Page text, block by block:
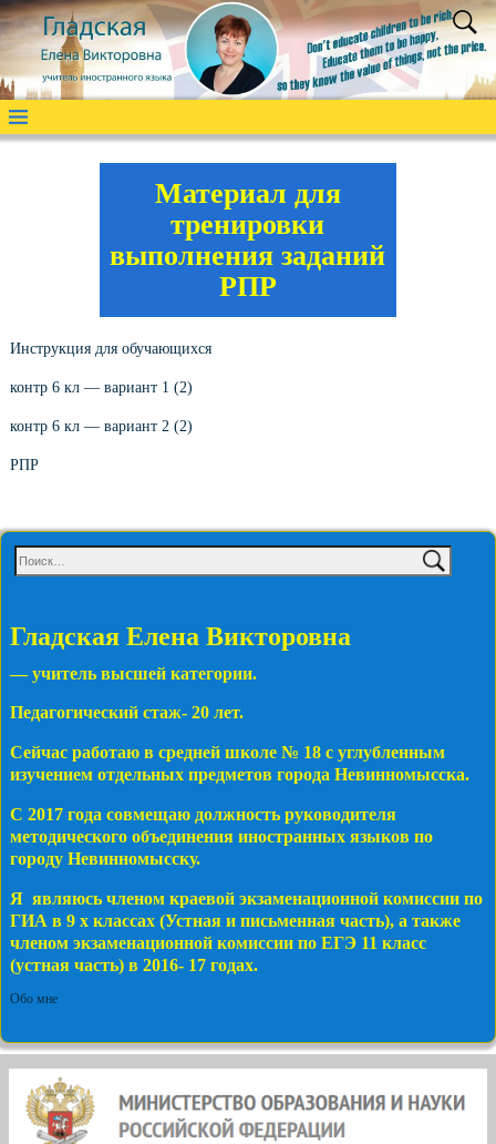
Материал для
тренировки
выполнения заданий
РПР
Инструкция для обучающихся
контр 6 кл — вариант 1 (2)
контр 6 кл — вариант 2 (2)
РПР
Гладская Елена Викторовна
— учитель высшей категории.
Педагогический стаж- 20 лет.
Сейчас работаю в средней школе № 18 с углубленным
изучением отдельных предметов города Невинномысска.
С 2017 года совмещаю должность руководителя
методического объединения иностранных языков по
городу Невинномысску.
Я являюсь членом краевой экзаменационной комиссии по
ГИА в 9 х классах (Устная и письменная часть), а также
членом экзаменационной комиссии по ЕГЭ 11 класс
(устная часть) в 2016- 17 годах.
Обо мне